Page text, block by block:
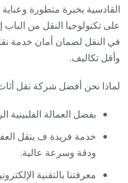
القادسية بخبرة متطورة وعناية
على تكنولوجيا النقل من الباب
في النقل لضمان أمان خدمة
وأقل تكاليف.
لماذا نحن أفضل شركة نقل
بفضل العمالة
خدمة فريدة ف ينقل
ودقة وسرعة عالية.
معرفتنا بالتقنية